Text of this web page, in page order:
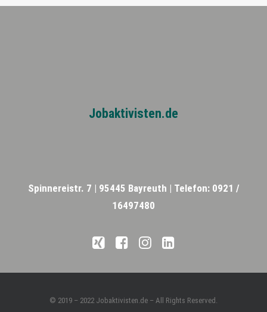
Jobaktivisten.de
Spinnereistr. 7 | 95445 Bayreuth | Telefon: 0921 /
16497480
© 2019 – 2022 Jobaktivisten.de – All Rights Reserved.